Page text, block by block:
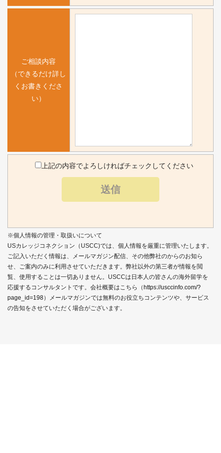
ご相談内容
（できるだけ詳し
くお書きくださ
い）
上記の内容でよろしければチェックしてください
※個人情報の管理・取扱いについて
USカレッジコネクション（USCC)では、個人情報を厳重に管理いたします。
ご記入いただく情報は、メールマガジン配信、その他弊社のからのお知ら
せ、ご案内のみに利用させていただきます。弊社以外の第三者が情報を閲
覧、使用することは一切ありません。USCCは日本人の皆さんの海外留学を
応援するコンサルタントです。会社概要はこちら（https://usccinfo.com/?
page_id=198）メールマガジンでは無料のお役立ちコンテンツや、サービス
の告知をさせていただく場合がございます。